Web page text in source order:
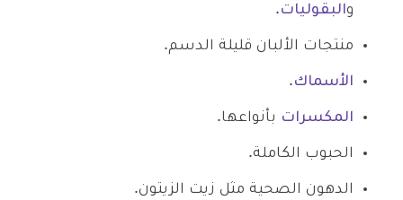
والبقوليات.
منتجات الألبان قليلة الدسم.
الأسماك.
المكسرات بأنواعها.
الحبوب الكاملة.
الدهون الصحية مثل زيت الزيتون.